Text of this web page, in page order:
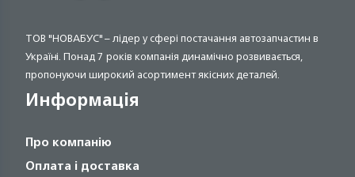
ТОВ "НОВАБУС" – лідер у сфері постачання автозапчастин в
Україні. Понад 7 років компанія динамічно розвивається,
пропонуючи широкий асортимент якісних деталей.
Информація
Про компанію
Оплата і доставка